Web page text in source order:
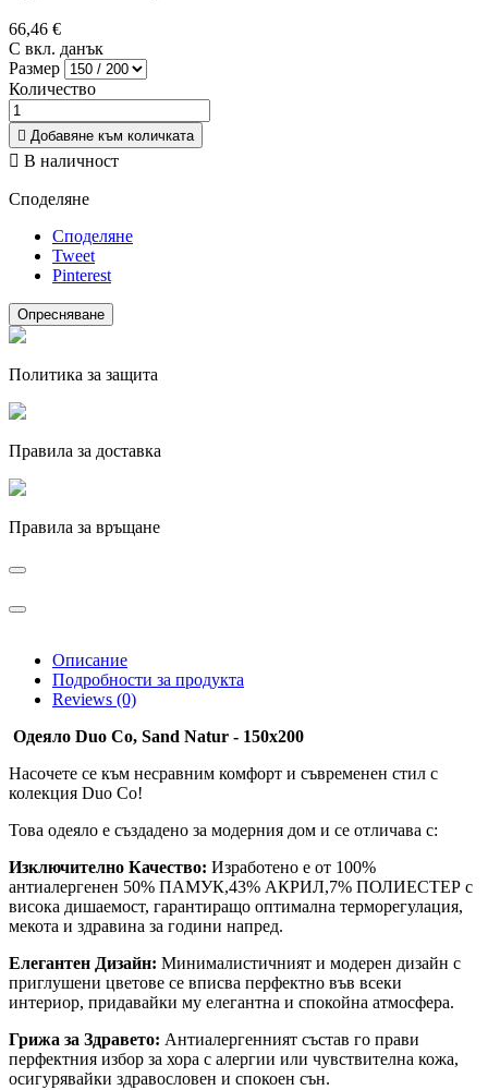
66,46 €
С вкл. данък
Размер
Количество
 Добавяне към количката
 В наличност
Споделяне
Споделяне
Tweet
Pinterest
Политика за защита
Правила за доставка
Правила за връщане
Описание
Подробности за продукта
Reviews (0)
Одеяло Duo Co, Sand Natur - 150x200
Насочете се към несравним комфорт и съвременен стил с
колекция Duo Co!
Това одеяло е създадено за модерния дом и се отличава с:
Изключително Качество: Изработено е от 100%
антиалергенен 50% ПАМУК,43% АКРИЛ,7% ПОЛИЕСТЕР с
висока дишаемост, гарантиращо оптимална терморегулация,
мекота и здравина за години напред.
Елегантен Дизайн: Минималистичният и модерен дизайн с
приглушени цветове се вписва перфектно във всеки
интериор, придавайки му елегантна и спокойна атмосфера.
Грижа за Здравето: Антиалергенният състав го прави
перфектния избор за хора с алергии или чувствителна кожа,
осигурявайки здравословен и спокоен сън.